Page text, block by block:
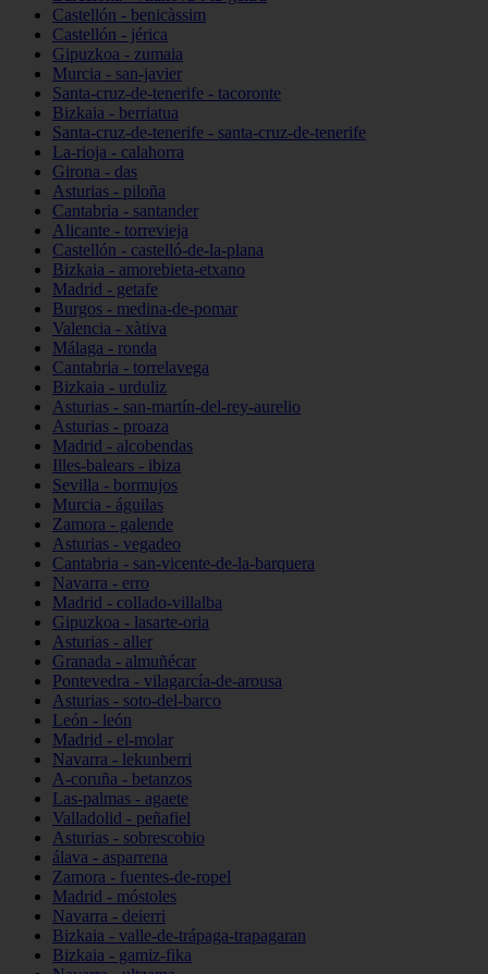
Castellón - benicàssim
Castellón - jérica
Gipuzkoa - zumaia
Murcia - san-javier
Santa-cruz-de-tenerife - tacoronte
Bizkaia - berriatua
Santa-cruz-de-tenerife - santa-cruz-de-tenerife
La-rioja - calahorra
Girona - das
Asturias - piloña
Cantabria - santander
Alicante - torrevieja
Castellón - castelló-de-la-plana
Bizkaia - amorebieta-etxano
Madrid - getafe
Burgos - medina-de-pomar
Valencia - xàtiva
Málaga - ronda
Cantabria - torrelavega
Bizkaia - urduliz
Asturias - san-martín-del-rey-aurelio
Asturias - proaza
Madrid - alcobendas
Illes-balears - ibiza
Sevilla - bormujos
Murcia - águilas
Zamora - galende
Asturias - vegadeo
Cantabria - san-vicente-de-la-barquera
Navarra - erro
Madrid - collado-villalba
Gipuzkoa - lasarte-oria
Asturias - aller
Granada - almuñécar
Pontevedra - vilagarcía-de-arousa
Asturias - soto-del-barco
León - león
Madrid - el-molar
Navarra - lekunberri
A-coruña - betanzos
Las-palmas - agaete
Valladolid - peñafiel
Asturias - sobrescobio
álava - asparrena
Zamora - fuentes-de-ropel
Madrid - móstoles
Navarra - deierri
Bizkaia - valle-de-trápaga-trapagaran
Bizkaia - gamiz-fika